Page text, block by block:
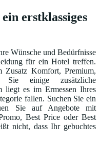
erstklassiges
Wünsche und Bedürfnisse
für ein Hotel treffen.
Komfort, Premium,
einige zusätzliche
liegt es im Ermessen Ihres
fallen. Suchen Sie ein
Sie auf Angebote mit
Best Price oder Best
nicht, dass Ihr gebuchtes